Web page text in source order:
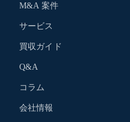
M&A 案件
サービス
買収ガイド
Q&A
コラム
会社情報